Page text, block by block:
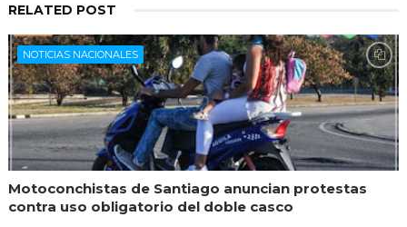
RELATED POST
NOTICIAS NACIONALES
Motoconchistas de Santiago anuncian protestas
contra uso obligatorio del doble casco